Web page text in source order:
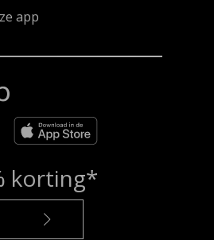
app
korting*